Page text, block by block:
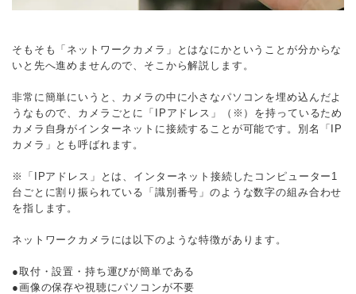
そもそも「ネットワークカメラ」とはなにかということが分からな
いと先へ進めませんので、そこから解説します。
非常に簡単にいうと、カメラの中に小さなパソコンを埋め込んだよ
うなもので、カメラごとに「IPアドレス」（※）を持っているため
カメラ自身がインターネットに接続することが可能です。別名「IP
カメラ」とも呼ばれます。
※「IPアドレス」とは、インターネット接続したコンピューター1
台ごとに割り振られている「識別番号」のような数字の組み合わせ
を指します。
ネットワークカメラには以下のような特徴があります。
●取付・設置・持ち運びが簡単である
●画像の保存や視聴にパソコンが不要